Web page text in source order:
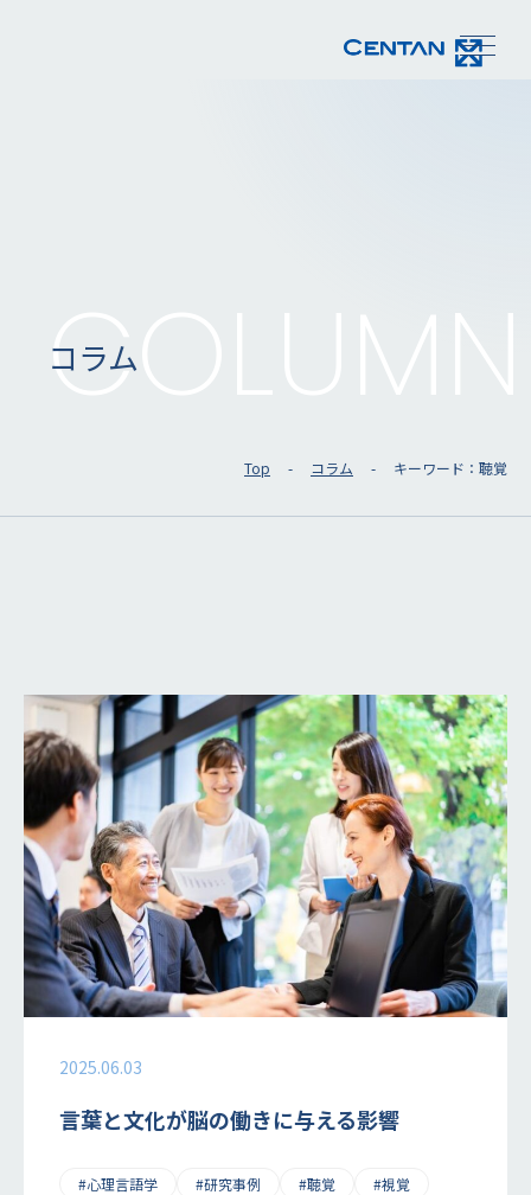
COLUMN
コラム
Top コラム キーワード：聴覚
2025.06.03
言葉と文化が脳の働きに与える影響
#心理言語学 #研究事例 #聴覚
#視覚